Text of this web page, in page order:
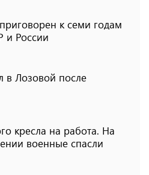
к семи годам
и России
в Лозовой после
кресла на работа. На
военные спасли